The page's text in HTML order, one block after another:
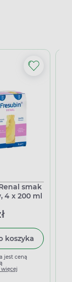
smak
4 x 200 ml
Dodaj do koszyka
jest ceną
więcej